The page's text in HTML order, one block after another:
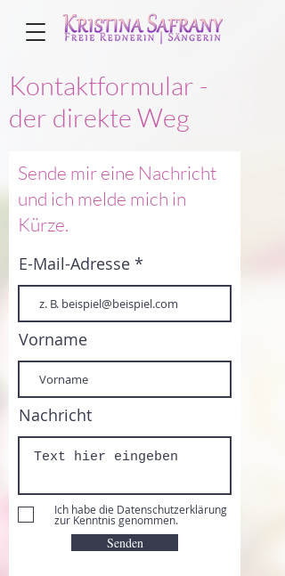
Kontaktformular -
der direkte Weg
Sende mir eine Nachricht
und ich melde mich in
Kürze.
E-Mail-Adresse
Vorname
Nachricht
Ich habe die Datenschutzerklärung
zur Kenntnis genommen.
Senden